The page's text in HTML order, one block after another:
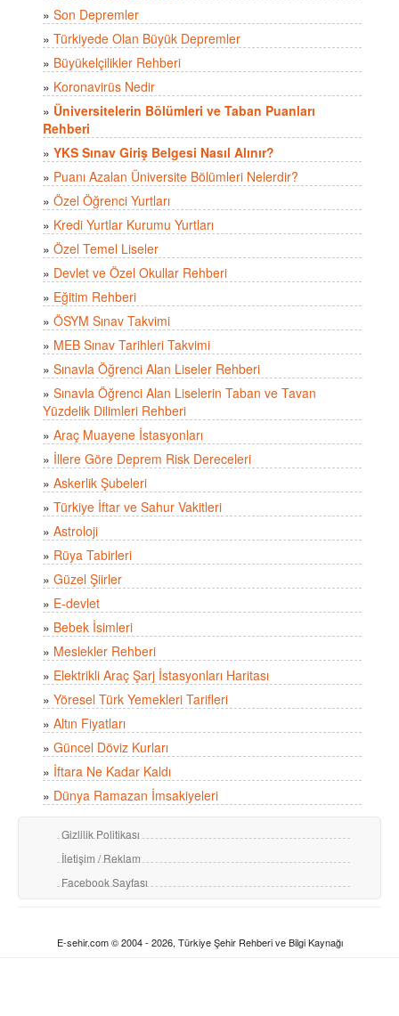
» Son Depremler
» Türkiyede Olan Büyük Depremler
» Büyükelçilikler Rehberi
» Koronavirüs Nedir
» Üniversitelerin Bölümleri ve Taban Puanları
Rehberi
» YKS Sınav Giriş Belgesi Nasıl Alınır?
» Puanı Azalan Üniversite Bölümleri Nelerdir?
» Özel Öğrenci Yurtları
» Kredi Yurtlar Kurumu Yurtları
» Özel Temel Liseler
» Devlet ve Özel Okullar Rehberi
» Eğitim Rehberi
» ÖSYM Sınav Takvimi
» MEB Sınav Tarihleri Takvimi
» Sınavla Öğrenci Alan Liseler Rehberi
» Sınavla Öğrenci Alan Liselerin Taban ve Tavan
Yüzdelik Dilimleri Rehberi
» Araç Muayene İstasyonları
» İllere Göre Deprem Risk Dereceleri
» Askerlik Şubeleri
» Türkiye İftar ve Sahur Vakitleri
» Astroloji
» Rüya Tabirleri
» Güzel Şiirler
» E-devlet
» Bebek İsimleri
» Meslekler Rehberi
» Elektrikli Araç Şarj İstasyonları Haritası
» Yöresel Türk Yemekleri Tarifleri
» Altın Fiyatları
» Güncel Döviz Kurları
» İftara Ne Kadar Kaldı
» Dünya Ramazan İmsakiyeleri
Gizlilik Politikası
İletişim / Reklam
Facebook Sayfası
E-sehir.com © 2004 - 2026, Türkiye Şehir Rehberi ve Bilgi Kaynağı